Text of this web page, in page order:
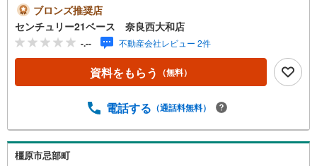
仕事終わりのお時間でもご見学可！・今から見たい！とい
うお声にもご対応できます！◇住宅ローンもお任せくださ
い！◇・提携銀行多数あり（地方銀行・都市銀行・信用金
庫etc）・優遇後適用金利 0.875％～（審査内容により異な
ります）--- ◇◇ Yahoo！不動産キャンペーン対象店舗 ◇◇
----当店で物件を成約いただくとPayPayボーナスライトが
象になります。「資料をもらう」「見学予約をする」から
のうえお問い合わせください。-----------------------------
ブロンズ推奨店
センチュリー21ベース 奈良西大和店
-.-- 不動産会社レビュー 2件
資料をもらう （無料）
電話する （通話料無料）
橿原市忌部町